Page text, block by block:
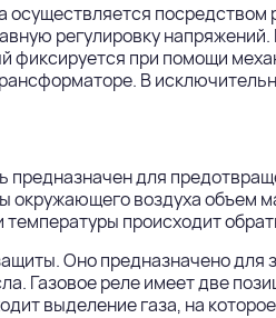
посредством
регулировку
фиксируется при помощи
В
для
воздуха объем
происходит
Оно предназначено
Газовое реле имеет две
выделение газа, на